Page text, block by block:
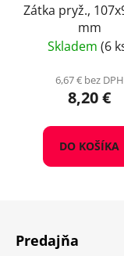
Zátka pryž.,
mm
Skladem (6
6,67 € bez DPH
8,20 €
DO KOŠÍKA
Predajňa